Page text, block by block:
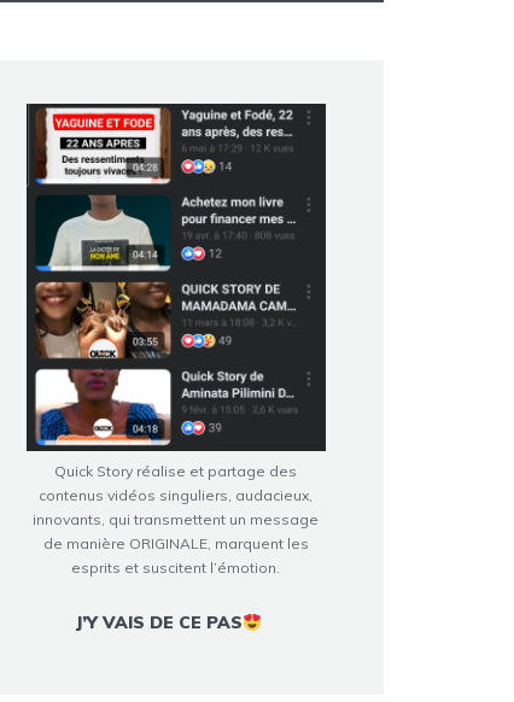
Quick Story réalise et partage des
contenus vidéos singuliers, audacieux,
innovants, qui transmettent un message
de manière ORIGINALE, marquent les
esprits et suscitent l’émotion.
J’Y VAIS DE CE PAS